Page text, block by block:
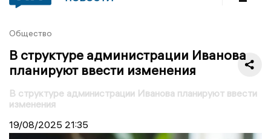
Общество
В структуре администрации Иванова
планируют ввести изменения
В структуре администрации Иванова планируют ввести
изменения
19/08/2025 21:35